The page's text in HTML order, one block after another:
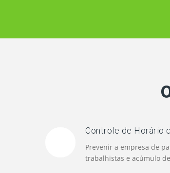
Controle de Horário
Prevenir a empresa de
trabalhistas e acúmulo